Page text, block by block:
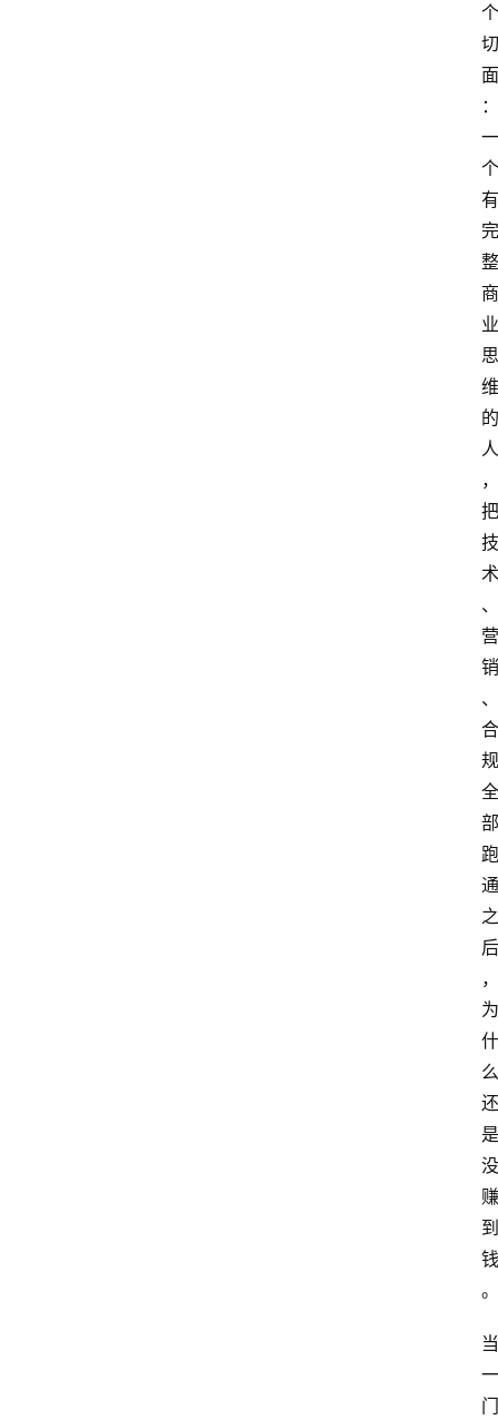
个
切
面
：
一
个
有
完
整
商
业
思
维
的
人
，
把
技
术
、
营
销
、
合
规
全
部
跑
通
之
后
，
为
什
么
还
是
没
赚
到
钱
。
当
一
门